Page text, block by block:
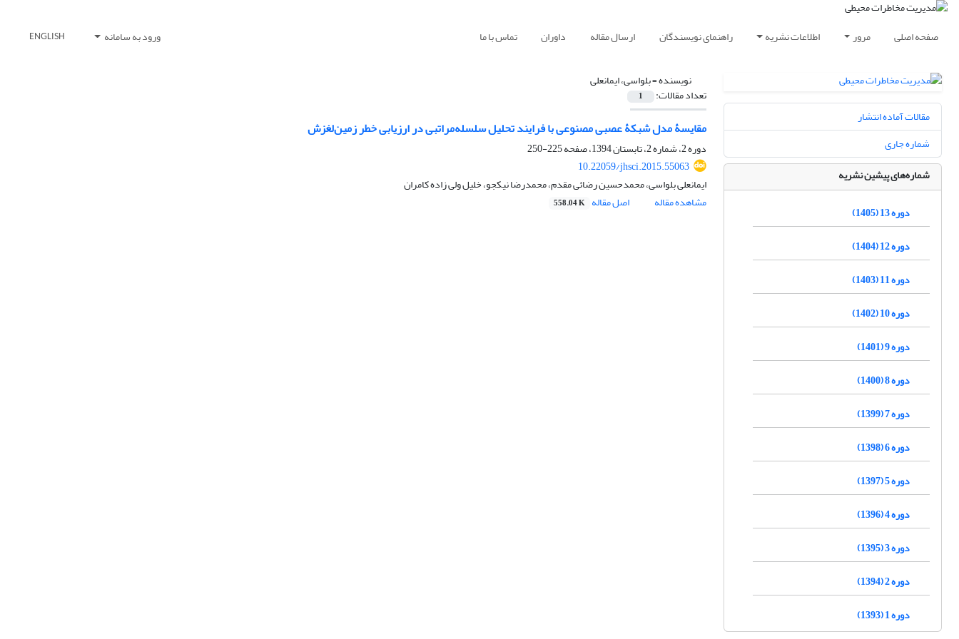
صفحه اصلی مرور اطلاعات نشریه راهنمای نویسندگان ارسال مقاله داوران تماس با ما ورود به سامانه ENGLISH
نویسنده =بلواسی، ایمانعلی
تعداد مقالات: 1
مقایسۀ مدل شبکۀ عصبی مصنوعی با فرایند تحلیل سلسله‌مراتبی در ارزیابی خطر زمین‌لغزش
دوره 2، شماره 2، تابستان 1394، صفحه
225-250
10.22059/jhsci.2015.55063
ایمانعلی بلواسی، محمدحسین رضائی مقدم، محمدرضا نیکجو، خلیل ولی زاده کامران
مشاهده مقاله
اصل مقاله 558.04 K
مقالات آماده انتشار
شماره جاری
شماره‌های پیشین نشریه
دوره 13 (1405)
دوره 12 (1404)
دوره 11 (1403)
دوره 10 (1402)
دوره 9 (1401)
دوره 8 (1400)
دوره 7 (1399)
دوره 6 (1398)
دوره 5 (1397)
دوره 4 (1396)
دوره 3 (1395)
دوره 2 (1394)
دوره 1 (1393)